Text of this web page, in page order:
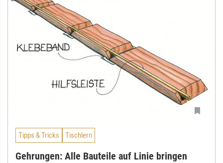
Tipps & Tricks Tischlern
Gehrungen: Alle Bauteile auf Linie bringen